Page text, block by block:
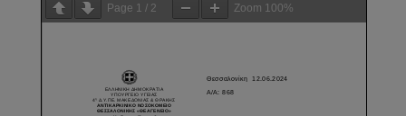
Page 1 / 2 Zoom 100%